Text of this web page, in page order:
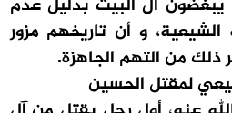
و أن تاريخهم مزور
من التهم الجاهزة.
لمقتل الحسين